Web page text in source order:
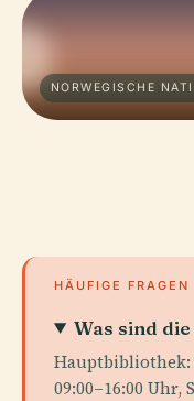
NORWEGISCHE
HÄUFIGE FRAGEN
Was sind
Hauptbibliothek:
09:00–16:00 Uhr,